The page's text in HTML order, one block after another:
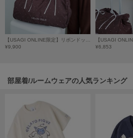
SALOMON
サロモン
sanrio house
サンリオハウス
セサミストリートマーケット
シャカ
Sneakers by emmi
スニーカーズ バイ エミ
¥9,900
¥6,853
部屋着/ルームウェアの人気ランキング